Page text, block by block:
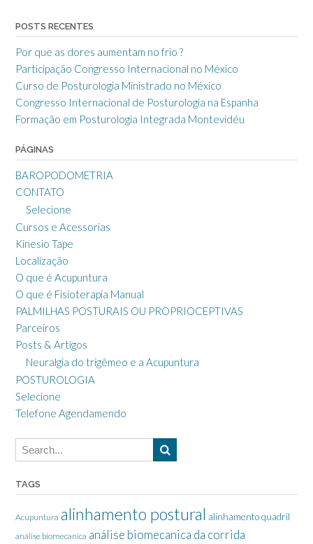
POSTS RECENTES
Por que as dores aumentam no frio ?
Participação Congresso Internacional no México
Curso de Posturologia Ministrado no México
Congresso Internacional de Posturologia na Espanha
Formação em Posturologia Integrada Montevidéu
PÁGINAS
BAROPODOMETRIA
CONTATO
Selecione
Cursos e Acessorias
Kinesio Tape
Localização
O que é Acupuntura
O que é Fisioterapia Manual
PALMILHAS POSTURAIS OU PROPRIOCEPTIVAS
Parceiros
Posts & Artigos
Neuralgia do trigêmeo e a Acupuntura
POSTUROLOGIA
Selecione
Telefone Agendamendo
TAGS
Acupuntura alinhamento postural alinhamento quadril
análise biomecanica análise biomecanica da corrida